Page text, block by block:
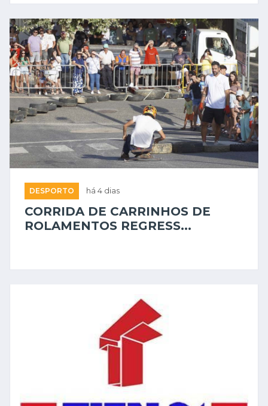
DESPORTO há 4 dias
CORRIDA DE CARRINHOS DE
ROLAMENTOS REGRESS...